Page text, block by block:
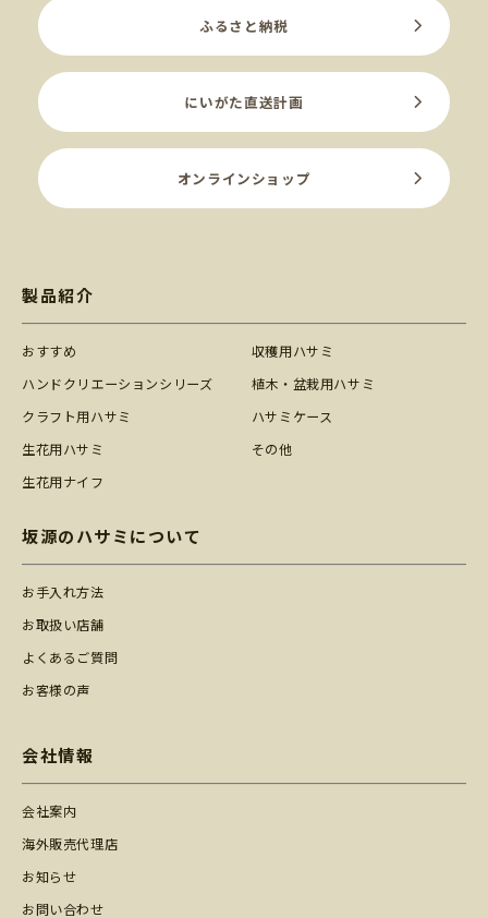
ふるさと納税
にいがた直送計画
オンラインショップ
製品紹介
おすすめ
ハンドクリエーションシリーズ
クラフト用ハサミ
生花用ハサミ
生花用ナイフ
収穫用ハサミ
植木・盆栽用ハサミ
ハサミケース
その他
坂源のハサミについて
お手入れ方法
お取扱い店舗
よくあるご質問
お客様の声
会社情報
会社案内
海外販売代理店
お知らせ
お問い合わせ